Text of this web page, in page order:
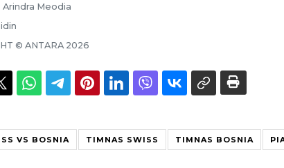
Arindra Meodia
© ANTARA 2026
VS BOSNIA TIMNAS SWISS TIMNAS BOSNIA